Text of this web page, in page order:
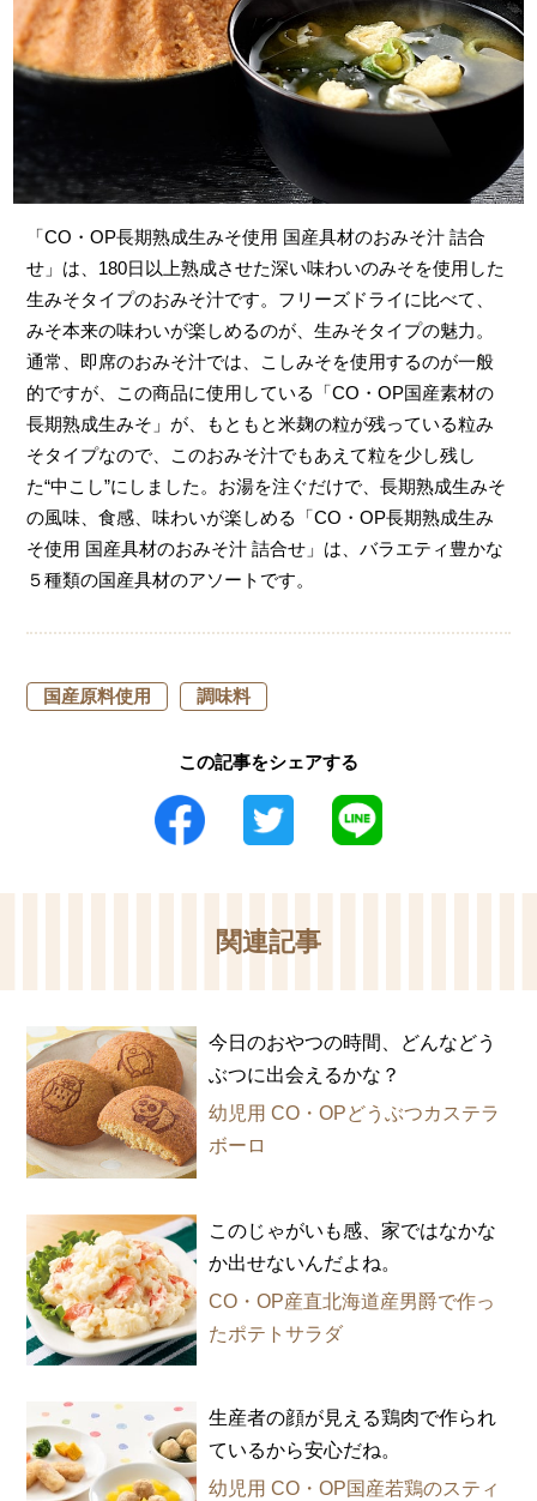
「CO・OP長期熟成生みそ使用 国産具材のおみそ汁 詰合
せ」は、180日以上熟成させた深い味わいのみそを使用した
生みそタイプのおみそ汁です。フリーズドライに比べて、
みそ本来の味わいが楽しめるのが、生みそタイプの魅力。
通常、即席のおみそ汁では、こしみそを使用するのが一般
的ですが、この商品に使用している「CO・OP国産素材の
長期熟成生みそ」が、もともと米麹の粒が残っている粒み
そタイプなので、このおみそ汁でもあえて粒を少し残し
た“中こし”にしました。お湯を注ぐだけで、長期熟成生みそ
の風味、食感、味わいが楽しめる「CO・OP長期熟成生み
そ使用 国産具材のおみそ汁 詰合せ」は、バラエティ豊かな
５種類の国産具材のアソートです。
国産原料使用 調味料
この記事をシェアする
関連記事
今日のおやつの時間、どんなどう
ぶつに出会えるかな？
幼児用 CO・OPどうぶつカステラ
ボーロ
このじゃがいも感、家ではなかな
か出せないんだよね。
CO・OP産直北海道産男爵で作っ
たポテトサラダ
生産者の顔が見える鶏肉で作られ
ているから安心だね。
幼児用 CO・OP国産若鶏のスティ